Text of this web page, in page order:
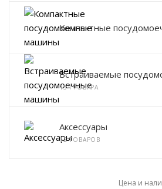
Компактные
Встраиваемые
154 ТОВАРА
Аксессуары
12 ТОВАРОВ
Цена и